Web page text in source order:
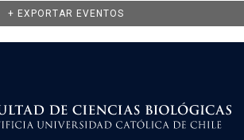
+ EXPORTAR EVENTOS